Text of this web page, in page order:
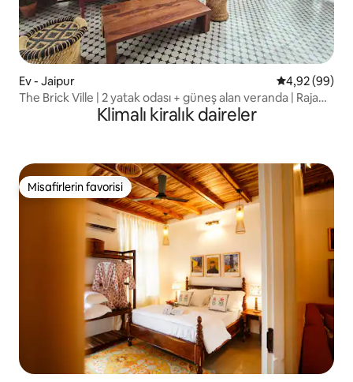
Ev - Jaipur 5 üzerinden
4,92 (99)
The Brick Ville | 2 yatak odası + güneş alan veranda | Raja
Klimalı kiralık daireler
Misafirlerin favorisi
Misafirlerin favorisi